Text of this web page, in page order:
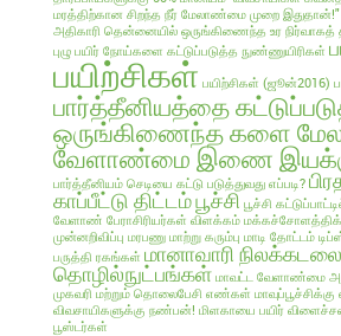
மரத்திற்கான சிறந்த நீர் மேலாண்மை முறை
அதிகாரி தென்னையில் ஒருங்கிணைந்த உர நிர்வாகத்
புழு பயிர் நோய்களை கட்டுப்படுத்த நுண்ணுயிரிகள்
பயிற்சிகள் பயிற்சிகள் (ஜூன்2016)
பார்த்தீனியத்தை
ஒருங்கிணைந்த களை
வேளாண்மை இணை
பார்த்தீனியம் செடியை கட்டு படுத்துவது எப்படி?
காப்பீட்டு திட்டம்பூச்சி பூச்சி
வேளாண் பேராசிரியர்கள் விளக்கம்
முன்னறிவிப்பு மரபணு மாற்று கரும்பு மாடி தோட்டம்
பருத்தி ரகங்கள் மானாவாரி நிலக்கடலை
தொழில்நுட்பங்கள் மாவட்ட வேளாண்மை
முகவரி மற்றும் தொலைபேசி எண்கள் மாவுப்பூச்சிக்கு
விவசாயிகளுக்கு நண்பன்! மிளகாயை பயிர்
பூஸ்டர்கள்